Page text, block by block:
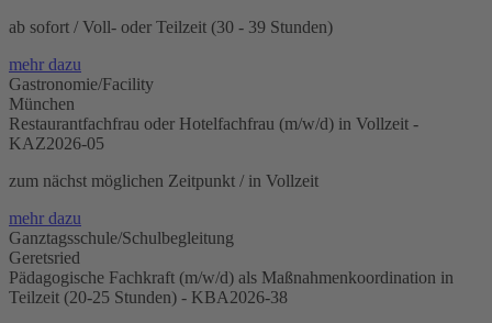
ab sofort / Voll- oder Teilzeit (30 - 39 Stunden)
mehr dazu
Gastronomie/Facility
München
Restaurantfachfrau oder Hotelfachfrau (m/w/d) in Vollzeit -
KAZ2026-05
zum nächst möglichen Zeitpunkt / in Vollzeit
mehr dazu
Ganztagsschule/Schulbegleitung
Geretsried
Pädagogische Fachkraft (m/w/d) als Maßnahmenkoordination in
Teilzeit (20-25 Stunden) - KBA2026-38